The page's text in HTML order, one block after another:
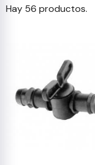
Hay 56 productos.